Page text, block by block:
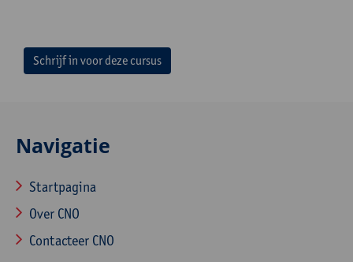
Schrijf in voor deze cursus
Navigatie
Startpagina
Over CNO
Contacteer CNO